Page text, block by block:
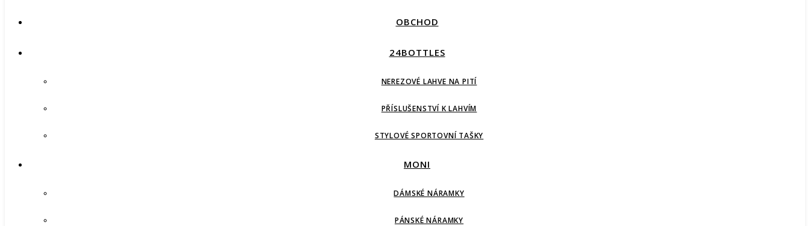
OBCHOD
24BOTTLES
NEREZOVÉ LAHVE NA PITÍ
PŘÍSLUŠENSTVÍ K LAHVÍM
STYLOVÉ SPORTOVNÍ TAŠKY
MONI
DÁMSKÉ NÁRAMKY
PÁNSKÉ NÁRAMKY